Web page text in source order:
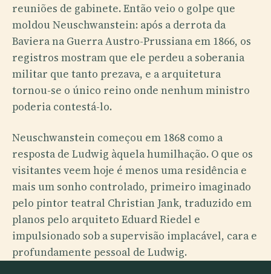
reuniões de gabinete. Então veio o golpe que
moldou Neuschwanstein: após a derrota da
Baviera na Guerra Austro-Prussiana em 1866, os
registros mostram que ele perdeu a soberania
militar que tanto prezava, e a arquitetura
tornou-se o único reino onde nenhum ministro
poderia contestá-lo.
Neuschwanstein começou em 1868 como a
resposta de Ludwig àquela humilhação. O que os
visitantes veem hoje é menos uma residência e
mais um sonho controlado, primeiro imaginado
pelo pintor teatral Christian Jank, traduzido em
planos pelo arquiteto Eduard Riedel e
impulsionado sob a supervisão implacável, cara e
profundamente pessoal de Ludwig.